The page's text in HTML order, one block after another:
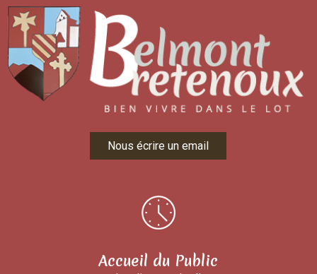
Nous écrire un email
Accueil du Public